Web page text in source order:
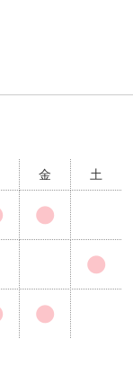
金 土